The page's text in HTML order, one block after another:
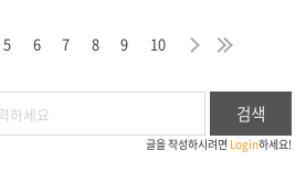
5 6 7 8 9 10 다 마
검색
글을 작성하시려면 Login하세요!